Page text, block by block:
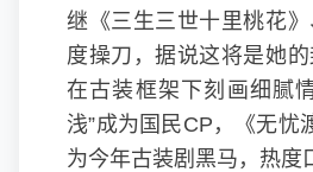
继《三生三世十里桃花
度操刀，据说这将是她
在古装框架下刻画细腻
浅”成为国民CP，《无忧
为今年古装剧黑马，热度